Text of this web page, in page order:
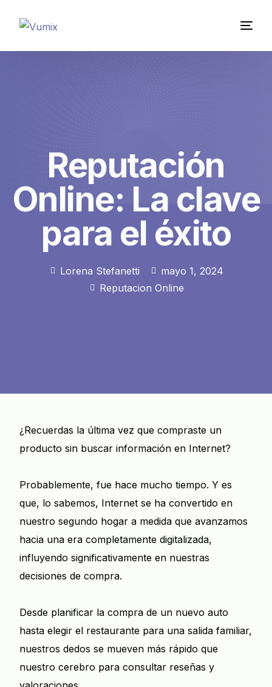
Reputación
Online: La clave
para el éxito
Lorena Stefanetti
mayo 1, 2024
Reputacion Online
¿Recuerdas la última vez que compraste un
producto sin buscar información en Internet?
Probablemente, fue hace mucho tiempo. Y es
que, lo sabemos, Internet se ha convertido en
nuestro segundo hogar a medida que avanzamos
hacia una era completamente digitalizada,
influyendo significativamente en nuestras
decisiones de compra.
Desde planificar la compra de un nuevo auto
hasta elegir el restaurante para una salida familiar,
nuestros dedos se mueven más rápido que
nuestro cerebro para consultar reseñas y